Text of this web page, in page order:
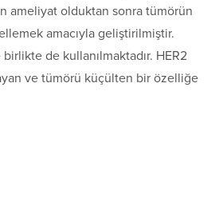
ameliyat olduktan sonra tümörün
amacıyla geliştirilmiştir.
de kullanılmaktadır. HER2
ve tümörü küçülten bir özelliğe